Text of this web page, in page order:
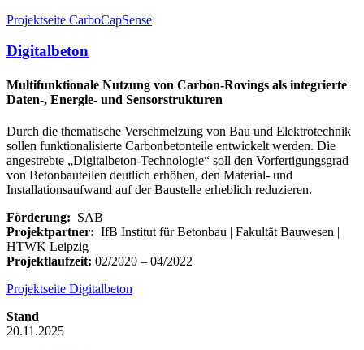
Projektseite CarboCapSense
Digitalbeton
Multifunktionale Nutzung von Carbon-Rovings als integrierte
Daten-, Energie- und Sensorstrukturen
Durch die thematische Verschmelzung von Bau und Elektrotechnik
sollen funktionalisierte Carbonbetonteile entwickelt werden. Die
angestrebte „Digitalbeton-Technologie“ soll den Vorfertigungsgrad
von Betonbauteilen deutlich erhöhen, den Material- und
Installationsaufwand auf der Baustelle erheblich reduzieren.
Förderung: SAB
Projektpartner: IfB Institut für Betonbau | Fakultät Bauwesen |
HTWK Leipzig
Projektlaufzeit: 02/2020 – 04/2022
Projektseite Digitalbeton
Stand
20.11.2025